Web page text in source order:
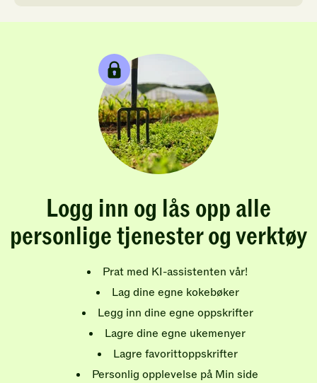
Logg inn og lås opp alle
personlige tjenester og verktøy
Prat med KI-assistenten vår!
Lag dine egne kokebøker
Legg inn dine egne oppskrifter
Lagre dine egne ukemenyer
Lagre favorittoppskrifter
Personlig opplevelse på Min side